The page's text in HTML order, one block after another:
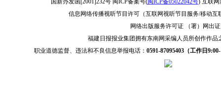
国新办发函[2001]232号 闽ICP备案号(闽ICP备05022042号) 互联网
信息网络传播视听节目许可（互联网视听节目服务/移动
网络出版服务许可证 （署）网出
福建日报报业集团拥有东南网采编人员所创作作
职业道德监督、违法和不良信息举报电话： 0591-87095403（工作日